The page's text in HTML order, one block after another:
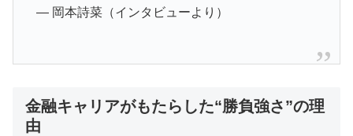
― 岡本詩菜（インタビューより）
金融キャリアがもたらした“勝負強さ”の理
由